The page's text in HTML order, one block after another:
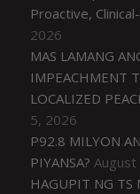
Proactive,
2026
MAS LAMANG
IMPEACHMENT
LOCALIZED
5, 2026
P92.8 MILYON
PIYANSA?
HAGUPIT NG TS